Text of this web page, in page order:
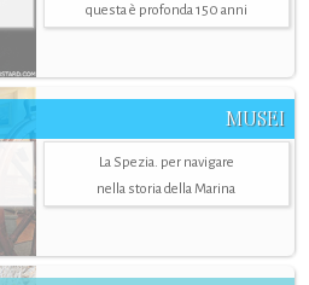
questa è profonda 150 anni
MUSEI
La Spezia. per navigare
nella storia della Marina